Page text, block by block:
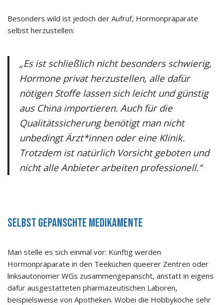
Besonders wild ist jedoch der Aufruf, Hormonpräparate
selbst herzustellen:
„Es ist schließlich nicht besonders schwierig,
Hormone privat herzustellen, alle dafür
nötigen Stoffe lassen sich leicht und günstig
aus China importieren. Auch für die
Qualitätssicherung benötigt man nicht
unbedingt Ärzt*innen oder eine Klinik.
Trotzdem ist natürlich Vorsicht geboten und
nicht alle Anbieter arbeiten professionell.“
Selbst gepanschte Medikamente
Man stelle es sich einmal vor: Künftig werden
Hormonpräparate in den Teeküchen queerer Zentren oder
linksautonomer WGs zusammengepanscht, anstatt in eigens
dafür ausgestatteten pharmazeutischen Laboren,
beispielsweise von Apotheken. Wobei die Hobbyköche sehr